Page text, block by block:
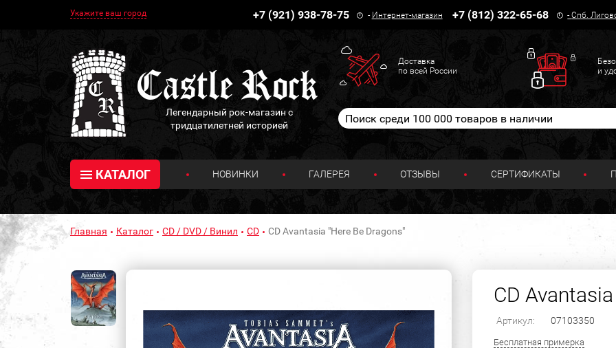
Укажите ваш город +7 (921) 938-78-75 - Интернет-магазин +7 (812) 322-65-68 -Спб.
Легендарный рок-магазин с
тридцатилетней историей
Доставка
по всей России
и
КАТАЛОГ НОВИНКИ ГАЛЕРЕЯ ОТЗЫВЫ СЕРТИФИКАТЫ
Главная Каталог CD / DVD / Винил CD CD Avantasia "Here Be Dragons"
CD
Артикул: 07103350
Бесплатная примерка